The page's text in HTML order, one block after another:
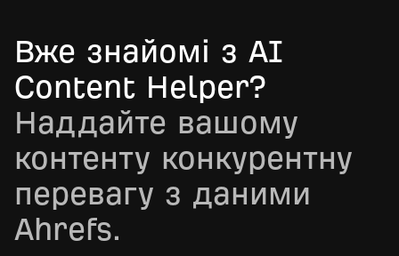
Вже знайомі з AI
Content Helper?
Наддайте вашому
контенту конкурентну
перевагу з даними
Ahrefs.